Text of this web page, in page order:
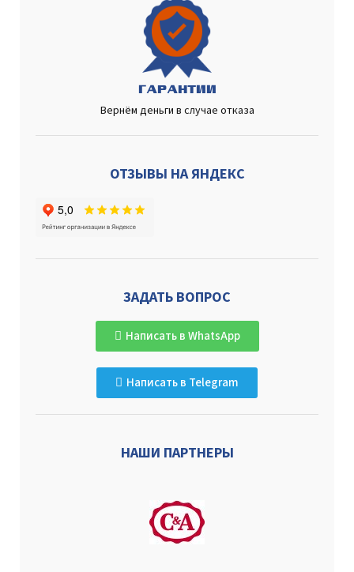
ГАРАНТИИ
Вернём деньги в случае отказа
ОТЗЫВЫ НА ЯНДЕКС
ЗАДАТЬ ВОПРОС
Написать в WhatsApp
Написать в Telegram
НАШИ ПАРТНЕРЫ